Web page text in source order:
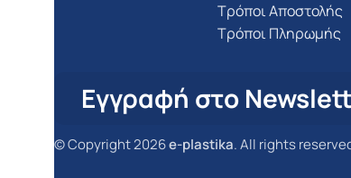
Τρόποι Αποστολής
Τρόποι Πληρωμής
Εγγραφή στο
© Copyright 2026e-plastika. All rights